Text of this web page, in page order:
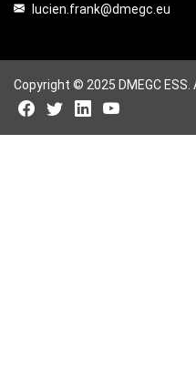
lucien.frank@dmegc.eu
Copyright © 2025 DMEGC